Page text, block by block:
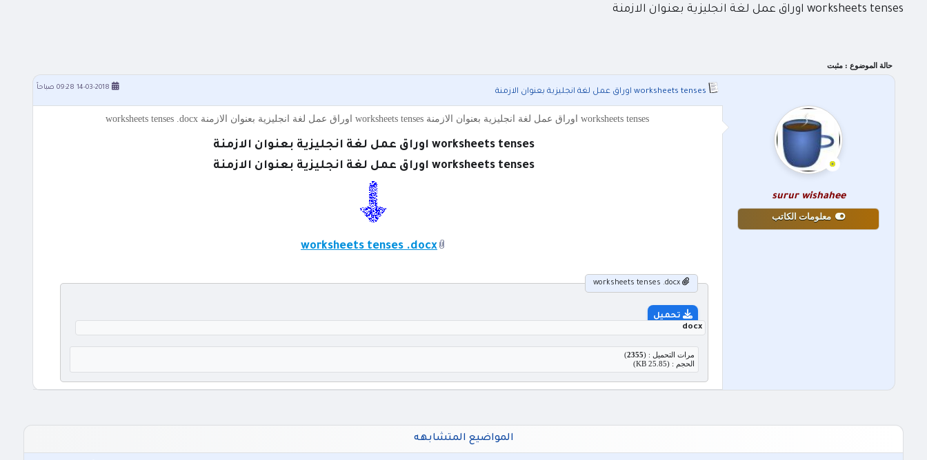
worksheets tenses اوراق عمل لغة انجليزية بعنوان الازمنة
حالة الموضوع : مثبت
worksheets tenses اوراق عمل لغة انجليزية بعنوان الازمنة 14-03-2018 09:28 صباحاً
surur wishahee
معلومات الكاتب
worksheets tenses اوراق عمل لغة انجليزية بعنوان الازمنة worksheets tenses اوراق عمل لغة انجليزية بعنوان الازمنة worksheets tenses .docx
worksheets tenses اوراق عمل لغة انجليزية بعنوان الازمنة
worksheets tenses اوراق عمل لغة انجليزية بعنوان الازمنة
worksheets tenses .docx
worksheets tenses .docx
تحميل
docx
مرات التحميل : (2355
)
الحجم : (25.85 KB)
المواضيع المتشابهه